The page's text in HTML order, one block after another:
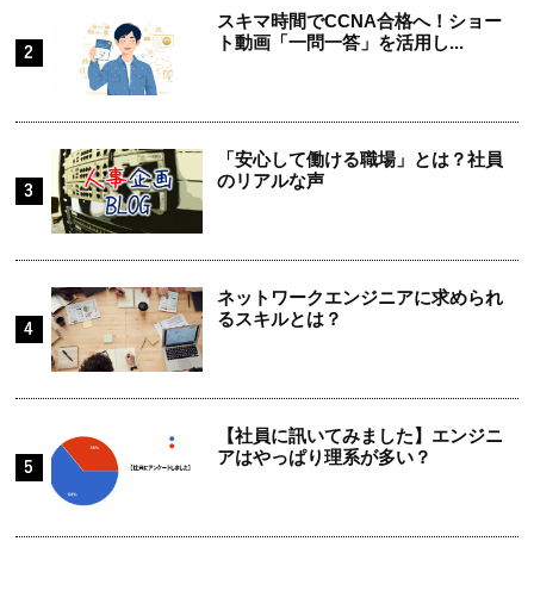
スキマ時間でCCNA合格へ！ショー
ト動画「一問一答」を活用し...
「安心して働ける職場」とは？社員
のリアルな声
ネットワークエンジニアに求められ
るスキルとは？
【社員に訊いてみました】エンジニ
アはやっぱり理系が多い？